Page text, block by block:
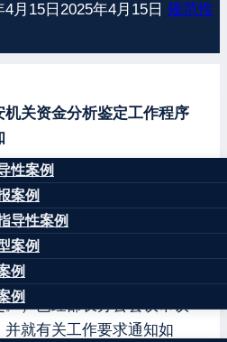
性案例
案例
导性案例
案例
例
例
4月15日 2025年4月15日 规范性
关资金分析鉴定工作程序
安厅、局，新疆生产建设
定工作程序规定（试行）》
》）已经部长办公会议审议
就有关工作要求通知如